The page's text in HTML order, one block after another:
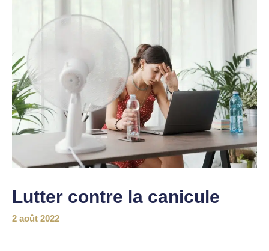
Lutter contre la canicule
2 août 2022